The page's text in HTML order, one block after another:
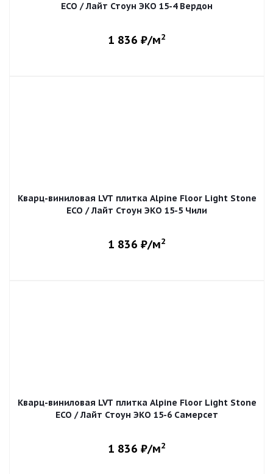
ECO / Лайт Стоун ЭКО 15-4 Вердон
1 836 ₽/м2
Кварц-виниловая LVT плитка Alpine Floor Light Stone
ECO / Лайт Стоун ЭКО 15-5 Чили
1 836 ₽/м2
Кварц-виниловая LVT плитка Alpine Floor Light Stone
ECO / Лайт Стоун ЭКО 15-6 Самерсет
1 836 ₽/м2